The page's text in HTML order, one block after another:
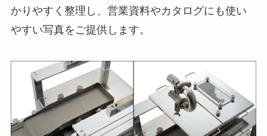
かりやすく整理し、営業資料やカタログにも使い
やすい写真をご提供します。